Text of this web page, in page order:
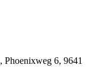
, Phoenixweg 6, 9641